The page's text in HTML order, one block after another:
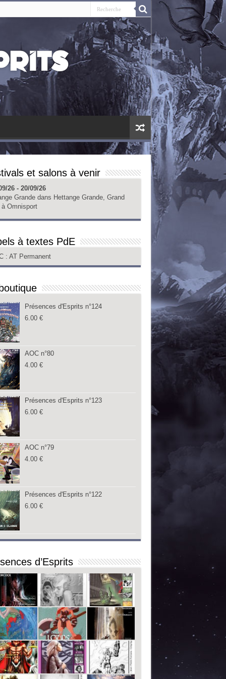
et salons à venir
26 - 20/09/26
Grande dans Hettange Grande, Grand
à Omnisport
à textes PdE
: AT Permanent
Présences d'Esprits n°124
6.00 €
AOC n°80
4.00 €
Présences d'Esprits n°123
6.00 €
AOC n°79
4.00 €
Présences d'Esprits n°122
6.00 €
d’Esprits